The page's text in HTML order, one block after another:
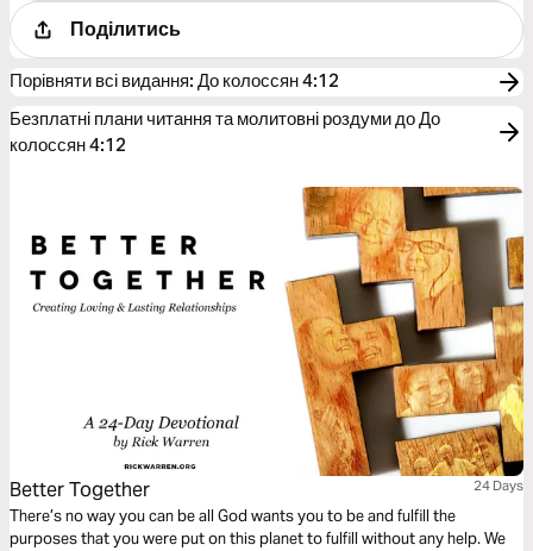
Поділитись
Порівняти всі видання: До колоссян 4:12
Безплатні плани читання та молитовні роздуми до До
колоссян 4:12
Better Together 24 Days
There’s no way you can be all God wants you to be and fulfill the
purposes that you were put on this planet to fulfill without any help. We